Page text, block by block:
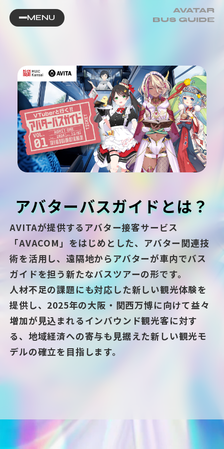
MENU
AVATAR
BUS GUIDE
アバターバスガイドとは？
AVITAが提供するアバター接客サービス
「AVACOM」をはじめとした、アバター関連技
術を活用し、遠隔地からアバターが車内でバス
ガイドを担う新たなバスツアーの形です。
人材不足の課題にも対応した新しい観光体験を
提供し、2025年の大阪・関西万博に向けて益々
増加が見込まれるインバウンド観光客に対す
る、地域経済への寄与も見据えた新しい観光モ
デルの確立を目指します。